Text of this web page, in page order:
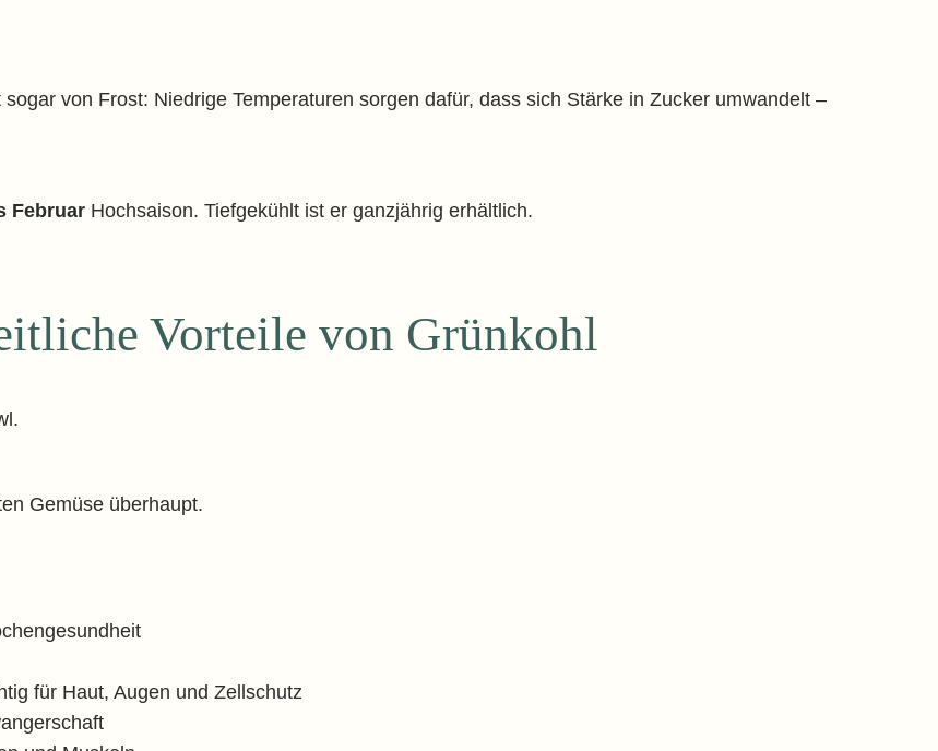
sogar von Frost: Niedrige Temperaturen sorgen dafür, dass sich Stärke in Zucker umwandelt –
Februar Hochsaison. Tiefgekühlt ist er ganzjährig erhältlich.
Vorteile von Grünkohl
Gemüse überhaupt.
für Haut, Augen und Zellschutz